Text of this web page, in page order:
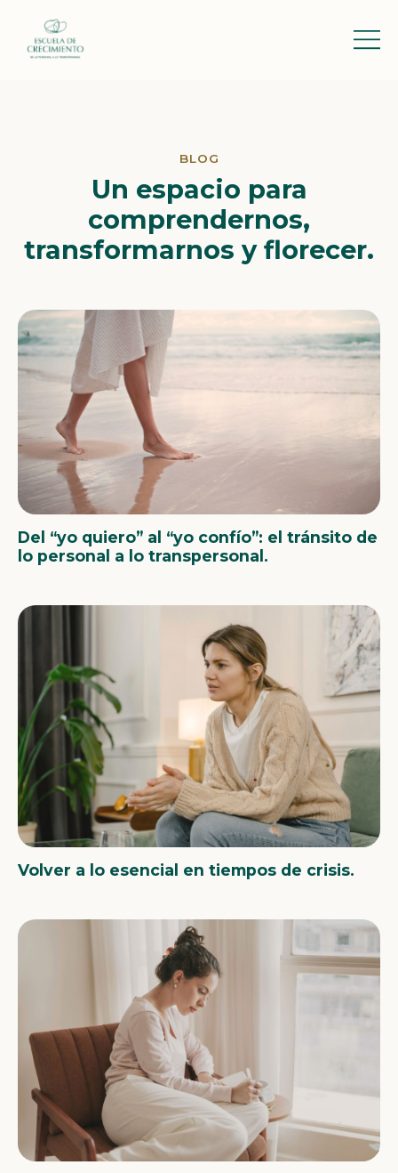
BLOG
Un espacio para
comprendernos,
transformarnos y florecer.
Del “yo quiero” al “yo confío”: el tránsito de
lo personal a lo transpersonal.
Volver a lo esencial en tiempos de crisis.